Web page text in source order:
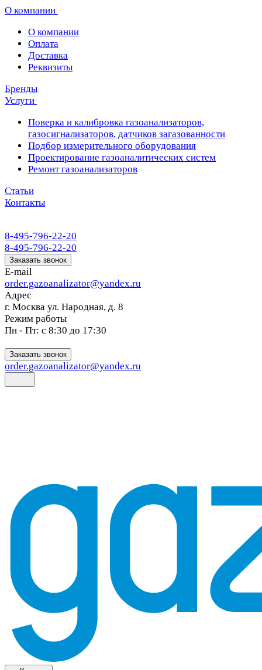
О компании
О компании
Оплата
Доставка
Реквизиты
Бренды
Услуги
Поверка и калибровка газоанализаторов,
газосигнализаторов, датчиков загазованности
Подбор измерительного оборудования
Проектирование газоаналитических систем
Ремонт газоанализаторов
Статьи
Контакты
8-495-796-22-20
8-495-796-22-20
Заказать звонок
E-mail
order.gazoanalizator@yandex.ru
Адрес
г. Москва ул. Народная, д. 8
Режим работы
Пн - Пт: с 8:30 до 17:30
Заказать звонок
order.gazoanalizator@yandex.ru